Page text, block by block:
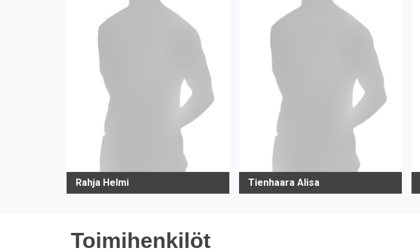
Rahja Helmi Tienhaara Alisa
Toimihenkilöt